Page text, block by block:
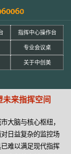
指挥中心操作台
专业会议桌
关于中创美
弧面监控操作台，重塑
来指挥空间
大脑与核心枢纽，
日益复杂的监控场
难以满足现代指挥